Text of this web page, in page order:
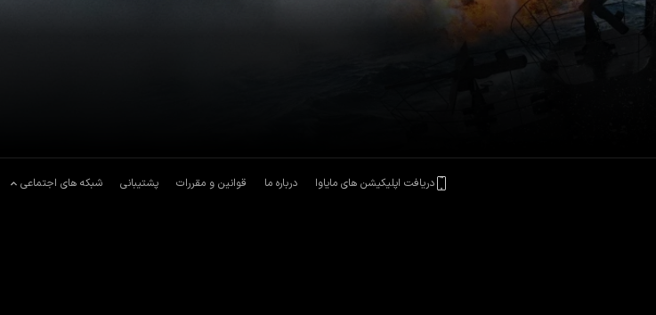
دریافت اپلیکیشن های مایاوا درباره ما قوانین و مقررات پشتیبانی شبکه های اجتماعی